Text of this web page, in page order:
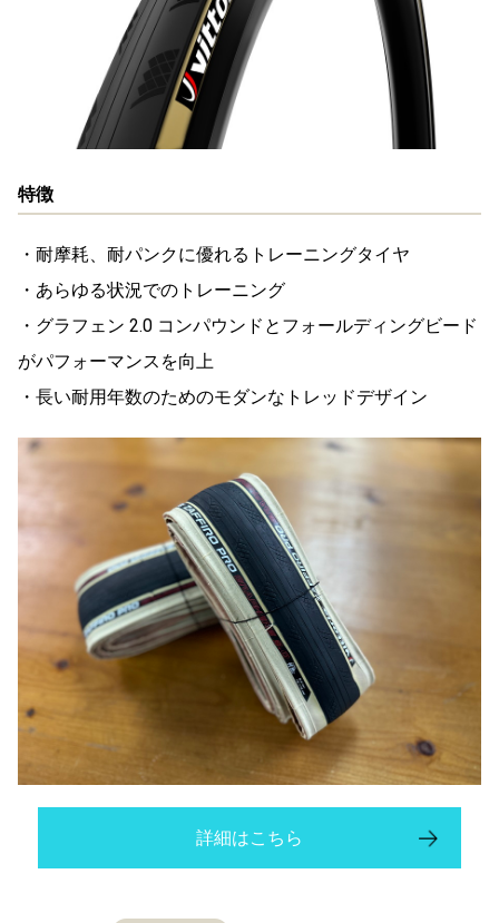
特徴
・耐摩耗、耐パンクに優れるトレーニングタイヤ
・あらゆる状況でのトレーニング
・グラフェン 2.0 コンパウンドとフォールディングビード
がパフォーマンスを向上
・長い耐用年数のためのモダンなトレッドデザイン
詳細はこちら